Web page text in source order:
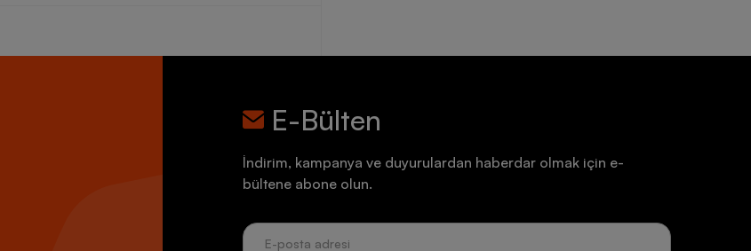
E-Bülten
İndirim, kampanya ve duyurulardan haberdar olmak için e-
bültene abone olun.